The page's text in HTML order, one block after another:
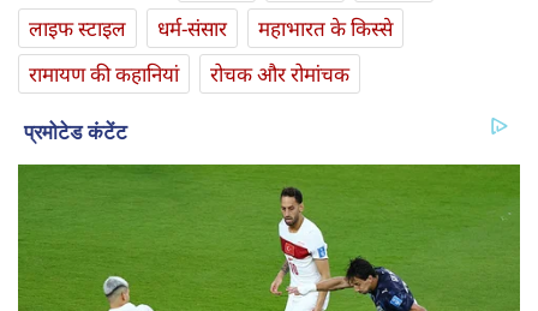
लाइफ स्‍टाइल
धर्म-संसार
महाभारत के किस्से
रामायण की कहानियां
रोचक और रोमांचक